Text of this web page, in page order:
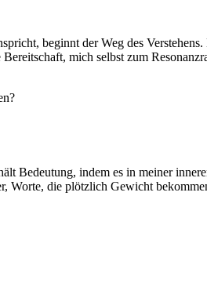
beginnt der Weg des
mich selbst zum
Bedeutung, indem es in meiner
Worte, die plötzlich Gewicht